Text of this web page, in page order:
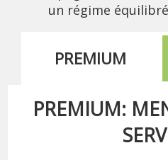
un régime
PREMIUM
PREMIUM: